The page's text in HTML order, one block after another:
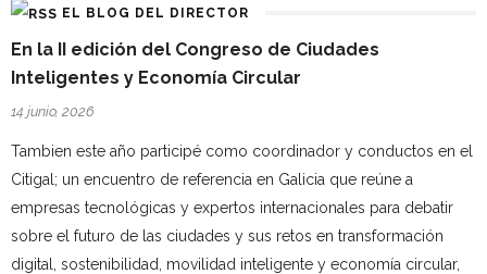
EL BLOG DEL DIRECTOR
En la II edición del Congreso de Ciudades
Inteligentes y Economía Circular
14 junio, 2026
Tambien este año participé como coordinador y conductos en el
Citigal; un encuentro de referencia en Galicia que reúne a
empresas tecnológicas y expertos internacionales para debatir
sobre el futuro de las ciudades y sus retos en transformación
digital, sostenibilidad, movilidad inteligente y economía circular,